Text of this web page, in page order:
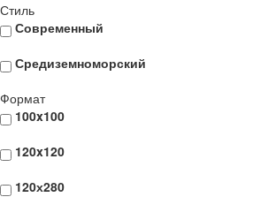
Стиль
Современный
Средиземноморский
Формат
100x100
120x120
120х280